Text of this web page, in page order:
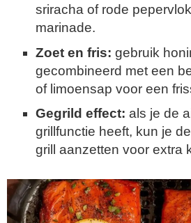
sriracha of rode
marinade.
Zoet en fris: gebruik
gecombineerd met een
of limoensap voor een
Gegrild effect: als je de
grillfunctie heeft, kun je
grill aanzetten voor extra